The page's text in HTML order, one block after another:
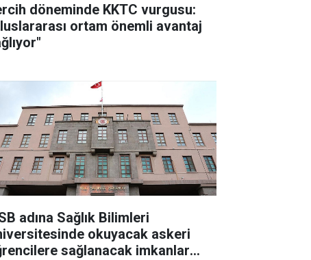
döneminde KKTC vurgusu:
ortam önemli avantaj
adına Sağlık Bilimleri
okuyacak askeri
sağlanacak imkanlar